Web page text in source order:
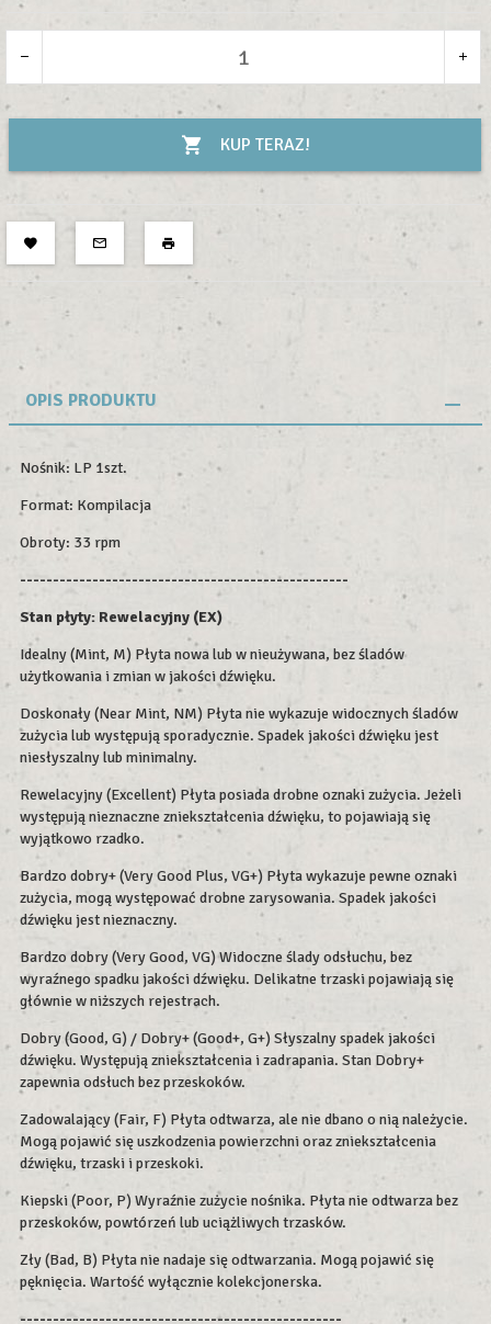
KUP TERAZ!
OPIS PRODUKTU
Nośnik: LP 1szt.
Format: Kompilacja
Obroty: 33 rpm
--------------------------------------------------
Stan płyty: Rewelacyjny (EX)
Idealny (Mint, M) Płyta nowa lub w nieużywana, bez śladów
użytkowania i zmian w jakości dźwięku.
Doskonały (Near Mint, NM) Płyta nie wykazuje widocznych śladów
zużycia lub występują sporadycznie. Spadek jakości dźwięku jest
niesłyszalny lub minimalny.
Rewelacyjny (Excellent) Płyta posiada drobne oznaki zużycia. Jeżeli
występują nieznaczne zniekształcenia dźwięku, to pojawiają się
wyjątkowo rzadko.
Bardzo dobry+ (Very Good Plus, VG+) Płyta wykazuje pewne oznaki
zużycia, mogą występować drobne zarysowania. Spadek jakości
dźwięku jest nieznaczny.
Bardzo dobry (Very Good, VG) Widoczne ślady odsłuchu, bez
wyraźnego spadku jakości dźwięku. Delikatne trzaski pojawiają się
głównie w niższych rejestrach.
Dobry (Good, G) / Dobry+ (Good+, G+) Słyszalny spadek jakości
dźwięku. Występują zniekształcenia i zadrapania. Stan Dobry+
zapewnia odsłuch bez przeskoków.
Zadowalający (Fair, F) Płyta odtwarza, ale nie dbano o nią należycie.
Mogą pojawić się uszkodzenia powierzchni oraz zniekształcenia
dźwięku, trzaski i przeskoki.
Kiepski (Poor, P) Wyraźnie zużycie nośnika. Płyta nie odtwarza bez
przeskoków, powtórzeń lub uciążliwych trzasków.
Zły (Bad, B) Płyta nie nadaje się odtwarzania. Mogą pojawić się
pęknięcia. Wartość wyłącznie kolekcjonerska.
-------------------------------------------------